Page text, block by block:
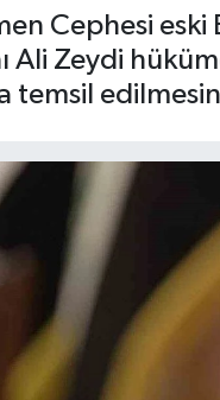
Cephesi
Ali Zeydi
temsil